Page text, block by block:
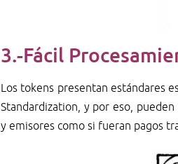
3.-Fácil
Los tokens presentan estándares
Standardization, y por eso,
y emisores como si fueran pagos